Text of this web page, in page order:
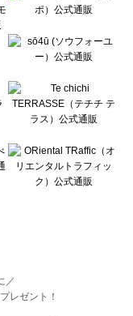
／
レゼント！